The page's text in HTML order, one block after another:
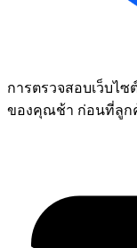
การตรวจสอบเว็บไซ
ของคุณช้า ก่อนที่ลูก